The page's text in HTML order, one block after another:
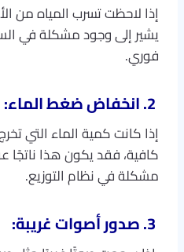
إذا لاحظت تسرب المياه من
يشير إلى وجود مشكلة في
فوري.
إذا كانت كمية الماء التي
كافية، فقد يكون هذا ناتجًا
مشكلة في نظام التوزيع.